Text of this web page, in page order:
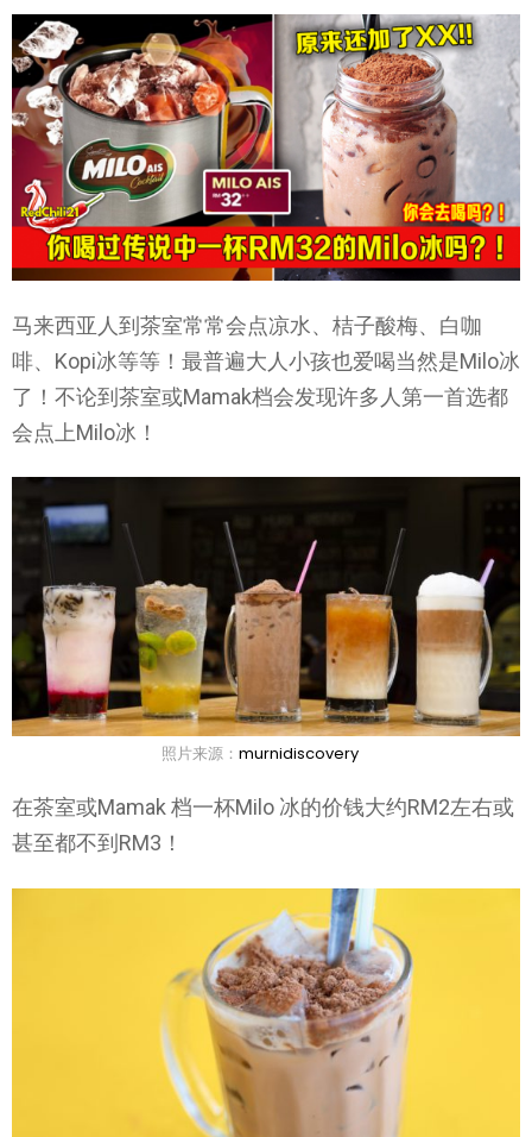
马来西亚人到茶室常常会点凉水、桔子酸梅、白咖
啡、Kopi冰等等！最普遍大人小孩也爱喝当然是Milo冰
了！不论到茶室或Mamak档会发现许多人第一首选都
会点上Milo冰！
照片来源： murnidiscovery
在茶室或Mamak 档一杯Milo 冰的价钱大约RM2左右或
甚至都不到RM3！